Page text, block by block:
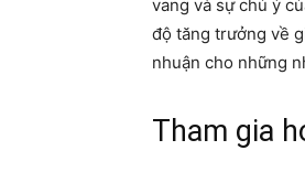
vang và sự chú ý
độ tăng trưởng về
nhuận cho những
Tham gia